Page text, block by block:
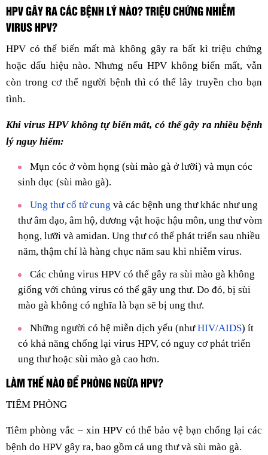
HPV GÂY RA CÁC BỆNH LÝ NÀO? TRIỆU CHỨNG NHIỄM
VIRUS HPV?
HPV có thể biến mất mà không gây ra bất kì triệu chứng
hoặc dấu hiệu nào. Nhưng nếu HPV không biến mất, vẫn
còn trong cơ thể người bệnh thì có thể lây truyền cho bạn
tình.
Khi virus HPV không tự biến mất, có thể gây ra nhiều bệnh
lý nguy hiểm:
Mụn cóc ở vòm họng (sùi mào gà ở lưỡi) và mụn cóc
sinh dục (sùi mào gà).
Ung thư cổ tử cung và các bệnh ung thư khác như ung
thư âm đạo, âm hộ, dương vật hoặc hậu môn, ung thư vòm
họng, lưỡi và amidan. Ung thư có thể phát triển sau nhiều
năm, thậm chí là hàng chục năm sau khi nhiễm virus.
Các chủng virus HPV có thể gây ra sùi mào gà không
giống với chủng virus có thể gây ung thư. Do đó, bị sùi
mào gà không có nghĩa là bạn sẽ bị ung thư.
Những người có hệ miễn dịch yếu (nhưHIV/AIDS) ít
có khả năng chống lại virus HPV, có nguy cơ phát triển
ung thư hoặc sùi mào gà cao hơn.
LÀM THẾ NÀO ĐỂ PHÒNG NGỪA HPV?
TIÊM PHÒNG
Tiêm phòng vắc – xin HPV có thể bảo vệ bạn chống lại các
bệnh do HPV gây ra, bao gồm cả ung thư và sùi mào gà.